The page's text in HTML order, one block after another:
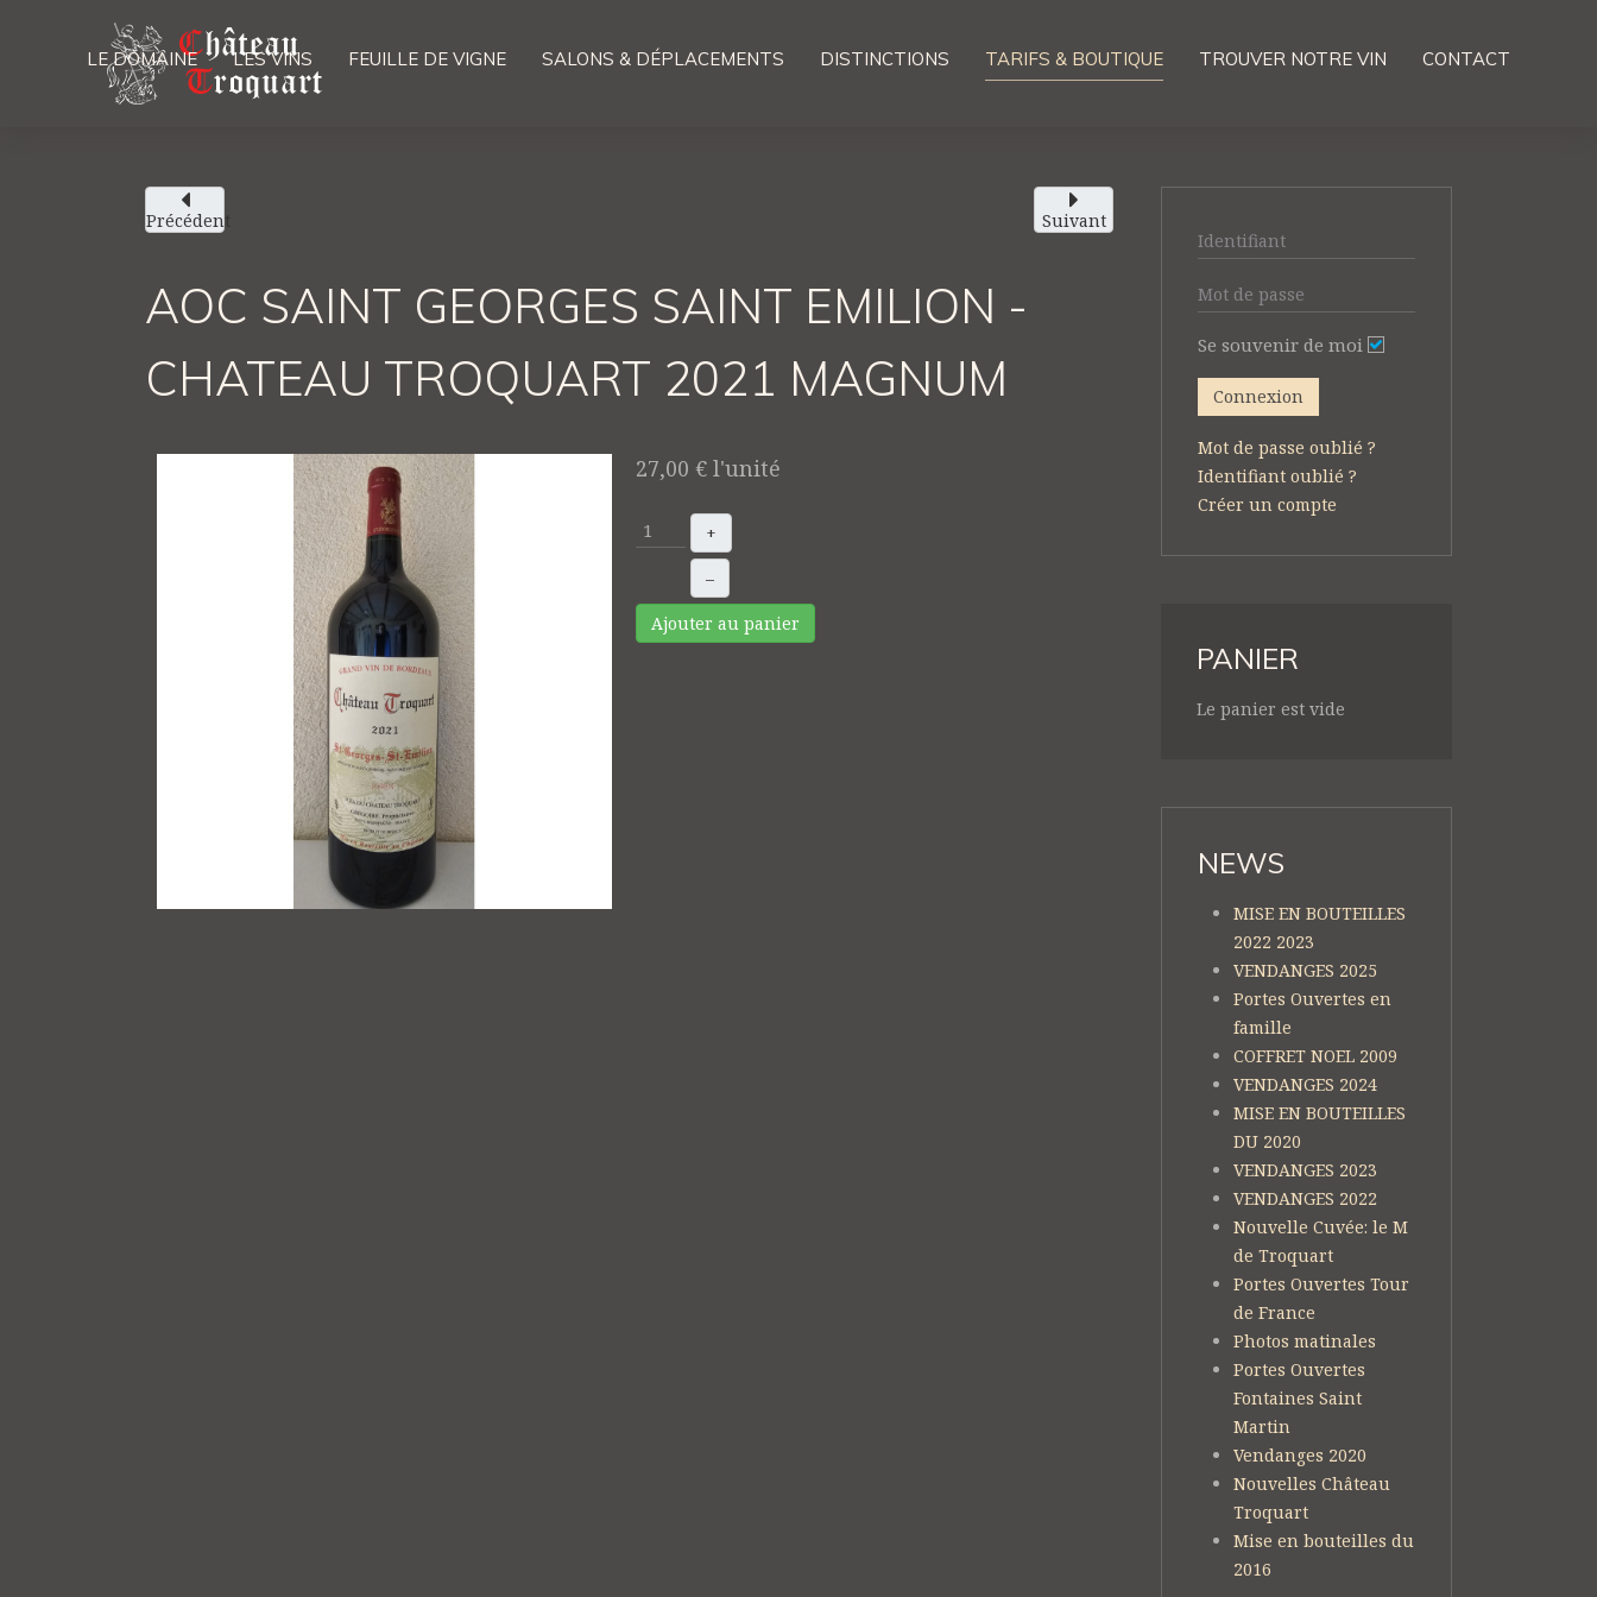
LE DOMAINE LES VINS FEUILLE DE VIGNE SALONS & DÉPLACEMENTS DISTINCTIONS TARIFS & BOUTIQUE TROUVER NOTRE VIN CONTACT
Précédent Suivant
AOC SAINT GEORGES SAINT EMILION -
CHATEAU TROQUART 2021 MAGNUM
27,00 € l'unité
+
–
Ajouter au panier
Se souvenir de moi
Connexion
Mot de passe oublié ?
Identifiant oublié ?
Créer un compte
PANIER
Le panier est vide
NEWS
MISE EN BOUTEILLES
2022 2023
VENDANGES 2025
Portes Ouvertes en
famille
COFFRET NOEL 2009
VENDANGES 2024
MISE EN BOUTEILLES
DU 2020
VENDANGES 2023
VENDANGES 2022
Nouvelle Cuvée: le M
de Troquart
Portes Ouvertes Tour
de France
Photos matinales
Portes Ouvertes
Fontaines Saint
Martin
Vendanges 2020
Nouvelles Château
Troquart
Mise en bouteilles du
2016